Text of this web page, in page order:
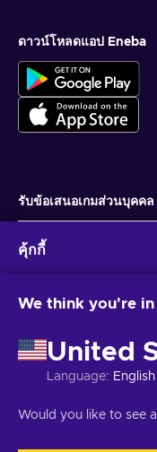
ดาวน์โหลดแอป Eneba
รับข้อเสนอเกมส่วนบุคคล
ลิขสิทธิ์ © 2026 Eneba. สงว
คุ้กกี้
รวบรวมและวิเคราะห์ข้อ
บุคคลของคุณอาจถูกนำไ
การคลิก 'ยอมรับทั้งหมด'
พันธมิตรใช้เทคโนโลยีเ
สำหรับข้อมูลเพิ่มเติมเกี่
We think you're in
United
Language: English
Would you like to see